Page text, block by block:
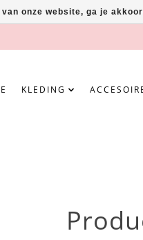
KLEDING
onze website, ga je